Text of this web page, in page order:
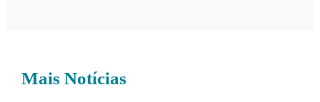
Mais Notícias